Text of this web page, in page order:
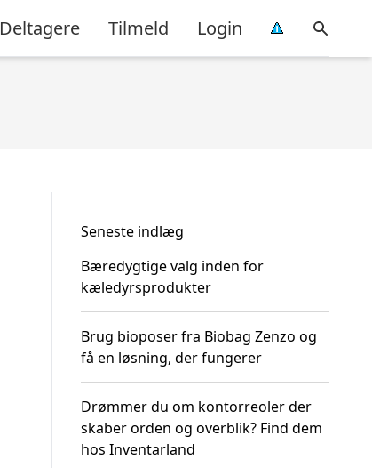
Deltagere Tilmeld Login
Seneste indlæg
Bæredygtige valg inden for
kæledyrsprodukter
Brug bioposer fra Biobag Zenzo og
få en løsning, der fungerer
Drømmer du om kontorreoler der
skaber orden og overblik? Find dem
hos Inventarland